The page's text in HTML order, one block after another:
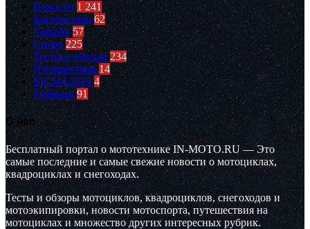
Новости 1 241
Кастом зона 62
Youtube 57
Спорт 225
Тесты и обзоры 234
Путешествия 14
EICMA2019 4
Рубрики 91
О нас
Бесплатный портал о мототехнике IN-MOTO.RU — Это
самые последние и самые свежие новости о мотоциклах,
квадроциклах и снегоходах.
Тесты и обзоры мотоциклов, квадроциклов, снегоходов и
мотоэкипировки, новости мотоспорта, путешествия на
мотоциклах и множество других интересных рубрик.